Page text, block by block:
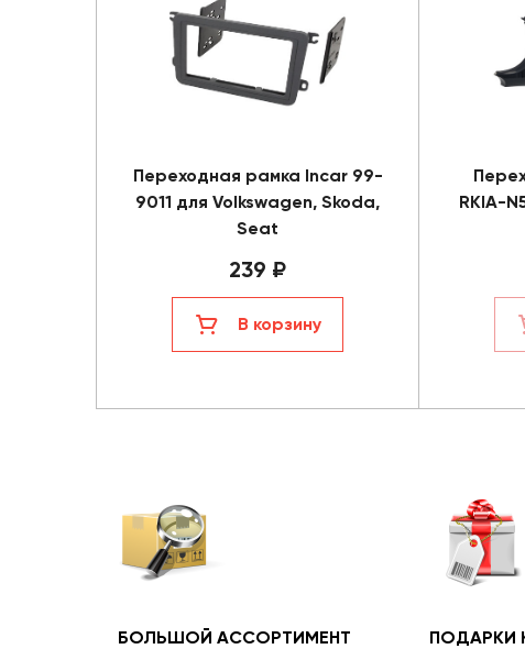
Переходная рамка Incar 99-
9011 для Volkswagen, Skoda,
Seat
239 ₽
В корзину
RKIA-
БОЛЬШОЙ АССОРТИМЕНТ ПОДАРКИ